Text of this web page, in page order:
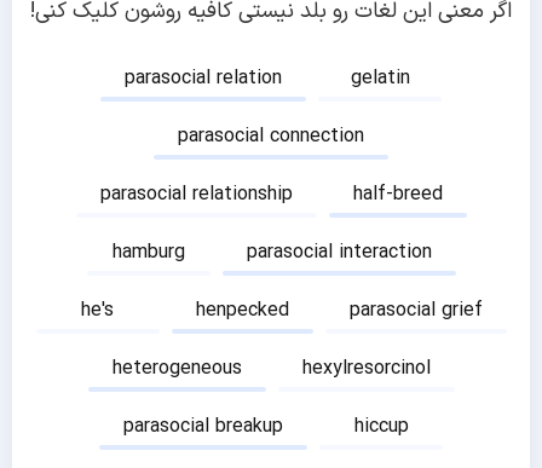
اگر معنی این لغات رو بلد نیستی کافیه روشون کلیک کنی!
parasocial relation
gelatin
parasocial connection
parasocial relationship
half-breed
hamburg
parasocial interaction
he's
henpecked
parasocial grief
heterogeneous
hexylresorcinol
parasocial breakup
hiccup